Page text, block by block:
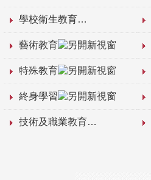
學校衛生教育
藝術教育
特殊教育
終身學習
技術及職業教育